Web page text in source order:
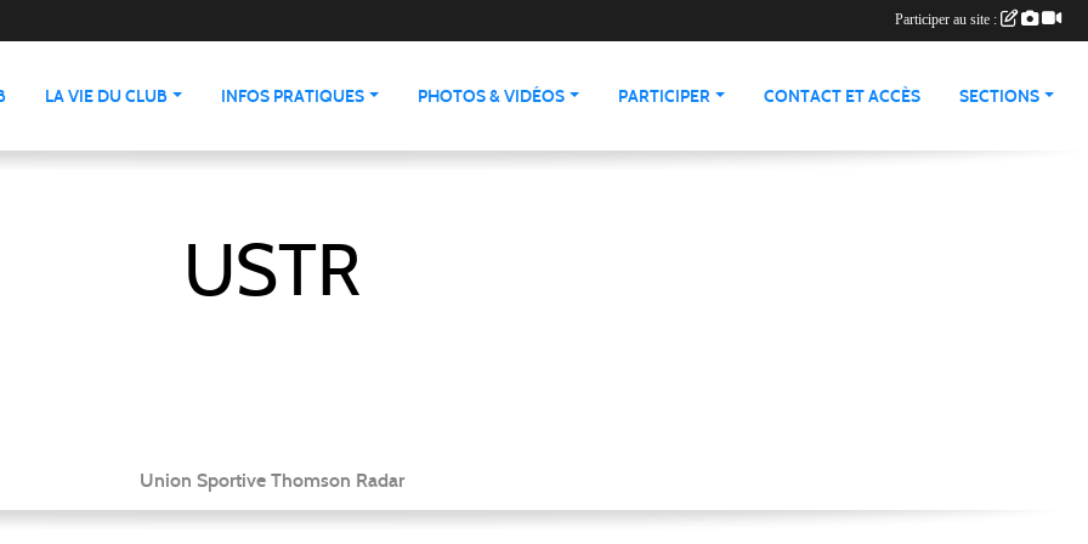
LA VIE DU CLUB INFOS PRATIQUES PHOTOS & VIDÉOS PARTICIPER CONTACT ET ACCÈS SECTIONS
USTR
Union Sportive Thomson Radar
Participer au site :